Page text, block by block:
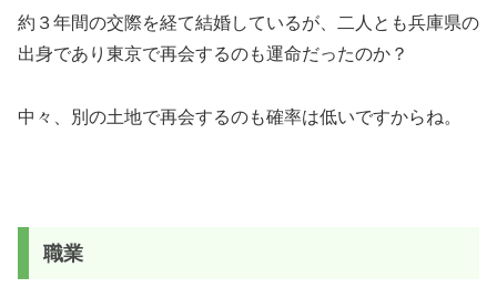
約３年間の交際を経て結婚しているが、二人とも兵庫県の
出身であり東京で再会するのも運命だったのか？
中々、別の土地で再会するのも確率は低いですからね。
職業